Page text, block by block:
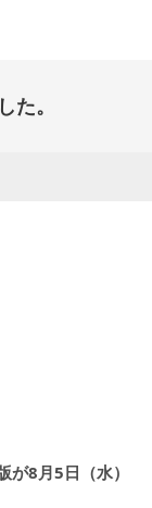
た。
が8月5日（水）